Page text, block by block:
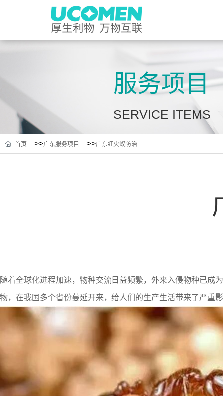
服务项目
SERVICE ITEMS
首页 >>广东服务项目 >>广东红火蚁防治
随着全球化进程加速，物种交流日益频繁，外来入侵物种已成
物，在我国多个省份蔓延开来，给人们的生产生活带来了严重